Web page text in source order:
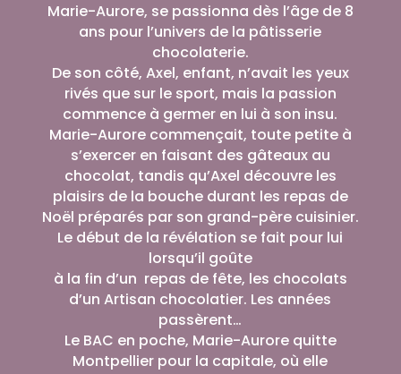
Marie-Aurore, se passionna dès l’âge de 8
ans pour l’univers de la pâtisserie
chocolaterie.
De son côté, Axel, enfant, n’avait les yeux
rivés que sur le sport, mais la passion
commence à germer en lui à son insu.
Marie-Aurore commençait, toute petite à
s’exercer en faisant des gâteaux au
chocolat, tandis qu’Axel découvre les
plaisirs de la bouche durant les repas de
Noël préparés par son grand-père cuisinier.
Le début de la révélation se fait pour lui
lorsqu’il goûte
à la fin d’un repas de fête, les chocolats
d’un Artisan chocolatier. Les années
passèrent…
Le BAC en poche, Marie-Aurore quitte
Montpellier pour la capitale, où elle